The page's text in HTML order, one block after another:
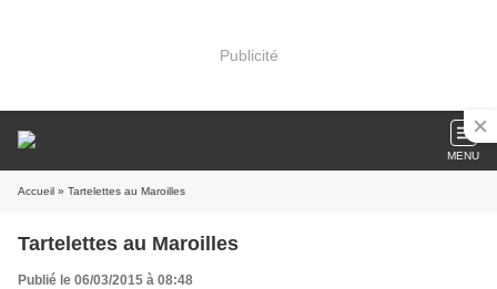
Publicité
MENU
Accueil » Tartelettes au Maroilles
Tartelettes au Maroilles
Publié le 06/03/2015 à 08:48